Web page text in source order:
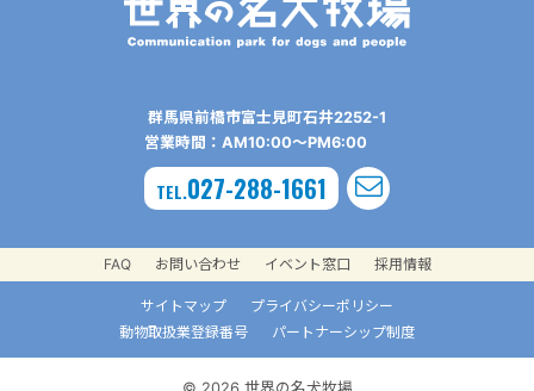
群⾺県前橋市富⼠⾒町⽯井2252-1
営業時間：AM10:00〜PM6:00
TEL.027-288-1661
FAQ お問い合わせ イベント窓口 採用情報
サイトマップ
プライバシーポリシー
動物取扱業登録番号
パートナーシップ制度